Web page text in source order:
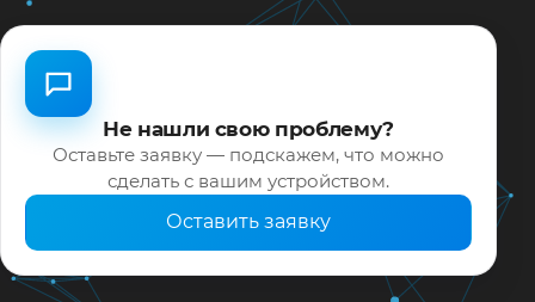
Не нашли свою проблему?
Оставьте заявку — подскажем, что можно
сделать с вашим устройством.
Оставить заявку